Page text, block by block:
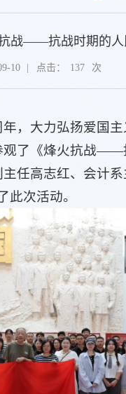
战——抗战时期的人
10 点击： 137 次
，大力弘扬爱国
了《烽火抗战——
任高志红、会计
此次活动。